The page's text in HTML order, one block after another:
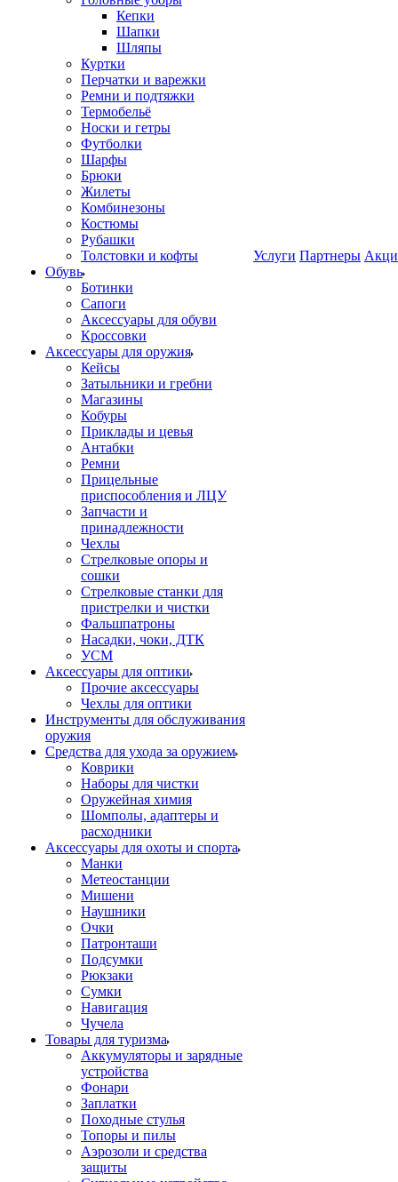
Кепки
Шапки
Шляпы
Куртки
Перчатки и варежки
Ремни и подтяжки
Термобельё
Носки и гетры
Футболки
Шарфы
Брюки
Жилеты
Комбинезоны
Костюмы
Рубашки
Толстовки и кофты
Обувь
Ботинки
Сапоги
Аксессуары для обуви
Кроссовки
Аксессуары для оружия
Кейсы
Затыльники и гребни
Магазины
Кобуры
Приклады и цевья
Антабки
Ремни
Прицельные
приспособления и ЛЦУ
Запчасти и
принадлежности
Чехлы
Стрелковые опоры и
сошки
Стрелковые станки для
пристрелки и чистки
Фальшпатроны
Насадки, чоки, ДТК
УСМ
Аксессуары для оптики
Прочие аксессуары
Чехлы для оптики
Инструменты для обслуживания
оружия
Средства для ухода за оружием
Коврики
Наборы для чистки
Оружейная химия
Шомполы, адаптеры и
расходники
Аксессуары для охоты и спорта
Манки
Метеостанции
Мишени
Наушники
Очки
Патронташи
Подсумки
Рюкзаки
Сумки
Навигация
Чучела
Товары для туризма
Аккумуляторы и зарядные
устройства
Фонари
Заплатки
Походные стулья
Топоры и пилы
Аэрозоли и средства
защиты
Услуги Партнеры